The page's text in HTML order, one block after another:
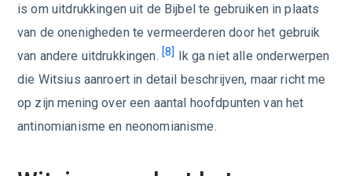
is om uitdrukkingen uit de Bijbel te gebruiken in plaats
van de onenigheden te vermeerderen door het gebruik
van andere uitdrukkingen. [8] Ik ga niet alle onderwerpen
die Witsius aanroert in detail beschrijven, maar richt me
op zijn mening over een aantal hoofdpunten van het
antinomianisme en neonomianisme.